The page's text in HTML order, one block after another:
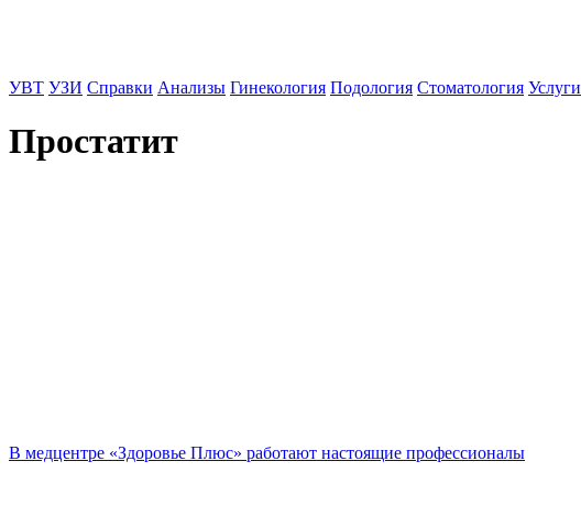
УВТ УЗИ Справки Анализы Гинекология Подология Стоматология Услуги
Простатит
В медцентре «Здоровье Плюс» работают настоящие профессионалы